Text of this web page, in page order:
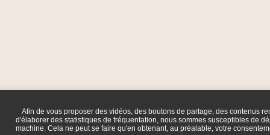
Afin de vous proposer des vidéos, des boutons de partage, des contenus
d'élaborer des statistiques de fréquentation, nous sommes susceptibles de
machine. Cela ne peut se faire qu'en obtenant, au préalable, votre